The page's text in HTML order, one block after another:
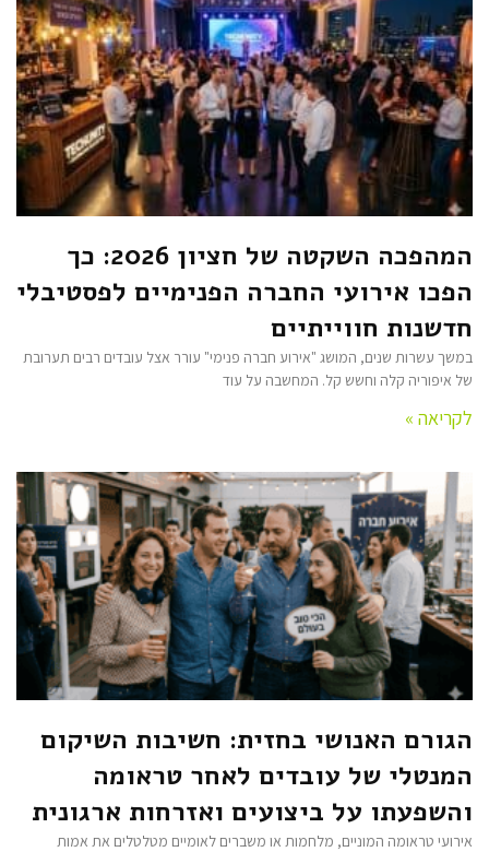
המהפכה השקטה של חציון 2026: כך
הפכו אירועי החברה הפנימיים לפסטיבלי
חדשנות חווייתיים
במשך עשרות שנים, המושג "אירוע חברה פנימי" עורר אצל עובדים רבים תערובת
של איפוריה קלה וחשש קל. המחשבה על עוד
לקריאה »
הגורם האנושי בחזית: חשיבות השיקום
המנטלי של עובדים לאחר טראומה
והשפעתו על ביצועים ואזרחות ארגונית
אירועי טראומה המוניים, מלחמות או משברים לאומיים מטלטלים את אמות